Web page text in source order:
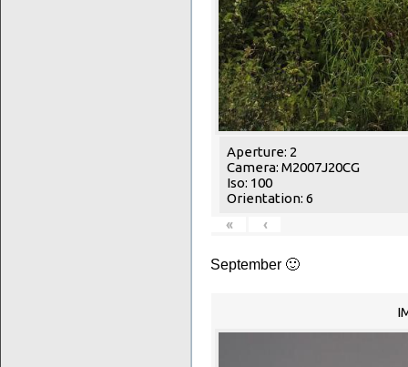
Aperture: 2
Camera: M2007J20CG
Iso: 100
Orientation: 6
«
‹
September 🙂